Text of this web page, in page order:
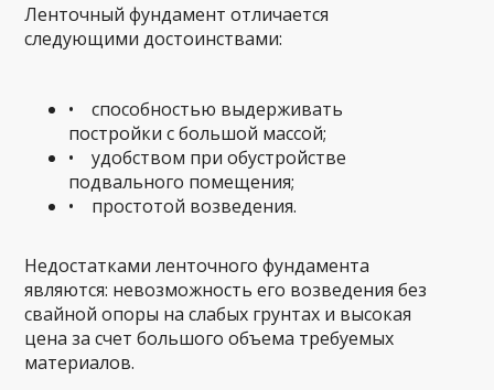
Ленточный фундамент отличается
следующими достоинствами:
• способностью выдерживать
постройки с большой массой;
• удобством при обустройстве
подвального помещения;
• простотой возведения.
Недостатками ленточного фундамента
являются: невозможность его возведения без
свайной опоры на слабых грунтах и высокая
цена за счет большого объема требуемых
материалов.